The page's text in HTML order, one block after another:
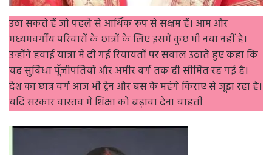
उठा सकते हैं जो पहले से आर्थिक रूप से सक्षम हैं। आम और
मध्यमवर्गीय परिवारों के छात्रों के लिए इसमें कुछ भी नया नहीं है।
उन्होंने हवाई यात्रा में दी गई रियायतों पर सवाल उठाते हुए कहा कि
यह सुविधा पूँजीपतियों और अमीर वर्ग तक ही सीमित रह गई है।
देश का छात्र वर्ग आज भी ट्रेन और बस के महंगे किराए से जूझ रहा है।
यदि सरकार वास्तव में शिक्षा को बढ़ावा देना चाहती